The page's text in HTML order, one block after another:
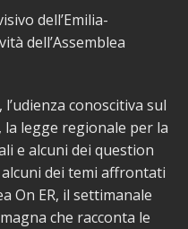
dell’Emilia-
dell’Assemblea
conoscitiva sul
legge regionale per la
e alcuni dei question
dei temi affrontati
On ER, il settimanale
che racconta le